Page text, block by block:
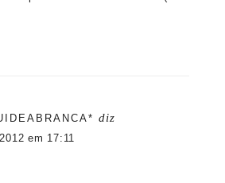
diz
em 17:11